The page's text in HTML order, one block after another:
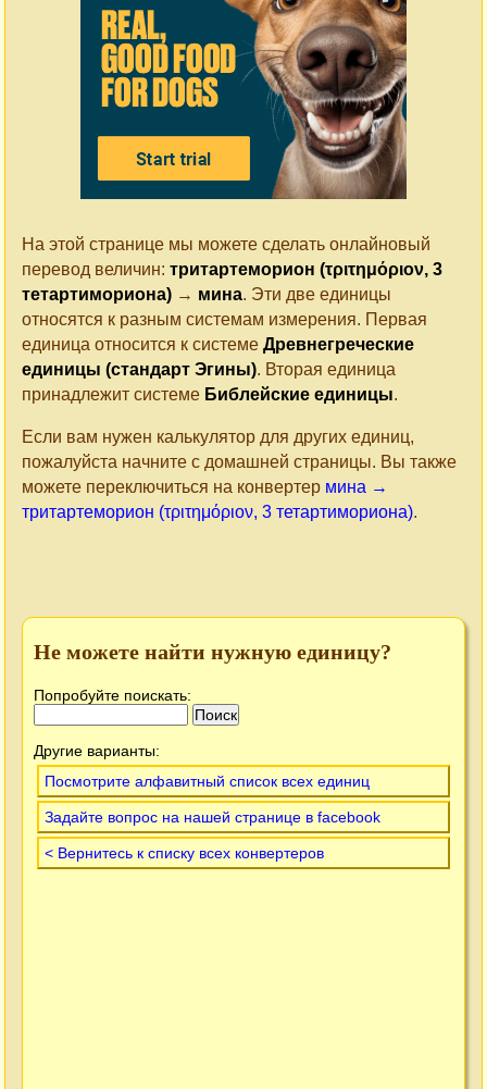
На этой странице мы можете сделать онлайновый
перевод величин: тритартеморион (τριτημόριον, 3
тетартимориона) → мина. Эти две единицы
относятся к разным системам измерения. Первая
единица относится к системе Древнегреческие
единицы (стандарт Эгины). Вторая единица
принадлежит системе Библейские единицы.
Если вам нужен калькулятор для других единиц,
пожалуйста начните с домашней страницы. Вы также
можете переключиться на конвертер мина →
тритартеморион (τριτημόριον, 3 тетартимориона).
Не можете найти нужную единицу?
Попробуйте поискать:
Другие варианты:
Посмотрите алфавитный список всех единиц
Задайте вопрос на нашей странице в facebook
< Вернитесь к списку всех конвертеров